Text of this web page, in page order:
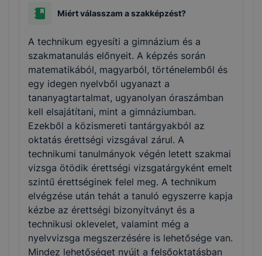
Miért válasszam a szakképzést?
A technikum egyesíti a gimnázium és a
szakmatanulás előnyeit. A képzés során
matematikából, magyarból, történelemből és
egy idegen nyelvből ugyanazt a
tananyagtartalmat, ugyanolyan óraszámban
kell elsajátítani, mint a gimnáziumban.
Ezekből a közismereti tantárgyakból az
oktatás érettségi vizsgával zárul. A
technikumi tanulmányok végén letett szakmai
vizsga ötödik érettségi vizsgatárgyként emelt
szintű érettséginek felel meg. A technikum
elvégzése után tehát a tanuló egyszerre kapja
kézbe az érettségi bizonyítványt és a
technikusi oklevelet, valamint még a
nyelvvizsga megszerzésére is lehetősége van.
Mindez lehetőséget nyújt a felsőoktatásban